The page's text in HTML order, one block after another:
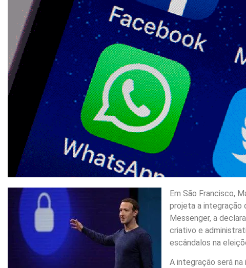
Em São Francisco,
projeta a integração
Messenger, a
criativo e
escândalos na
A integração será